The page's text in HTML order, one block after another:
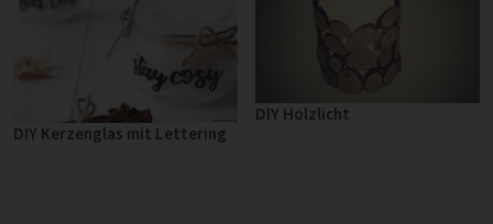
DIY Kerzenglas mit Lettering
DIY Holzlicht